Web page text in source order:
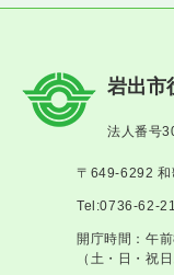
岩出市
法人番号
〒649-6292 和
Tel:0736-62-
開庁時間：午
（土・日・祝